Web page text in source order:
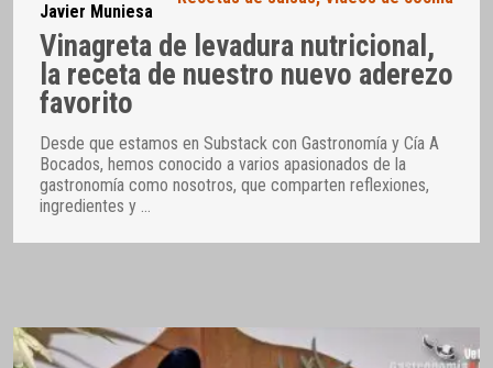
Javier Muniesa
Vinagreta de levadura nutricional,
la receta de nuestro nuevo aderezo
favorito
Desde que estamos en Substack con Gastronomía y Cía A
Bocados, hemos conocido a varios apasionados de la
gastronomía como nosotros, que comparten reflexiones,
ingredientes y …